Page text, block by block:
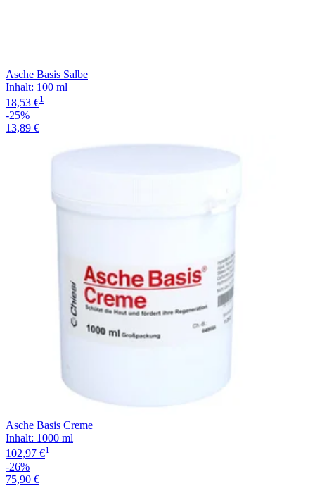
Asche Basis Salbe
Inhalt: 100 ml
18,53 €1
-25%
13,89 €
Asche Basis Creme
Inhalt: 1000 ml
102,97 €1
-26%
75,90 €